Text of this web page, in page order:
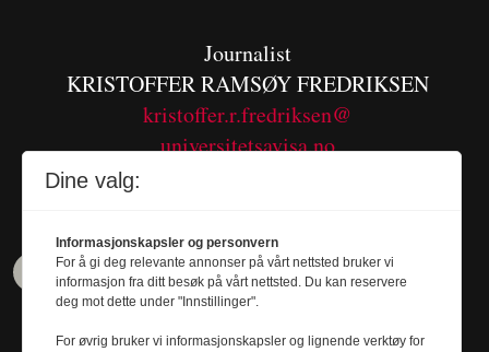
Journalist
KRISTOFFER RAMSØY FREDRIKSEN
kristoffer.r.fredriksen@
universitetsavisa.no
Dine valg:
Informasjonskapsler og personvern
For å gi deg relevante annonser på vårt nettsted bruker vi
informasjon fra ditt besøk på vårt nettsted. Du kan reservere
deg mot dette under "Innstillinger".
For øvrig bruker vi informasjonskapsler og lignende verktøy for